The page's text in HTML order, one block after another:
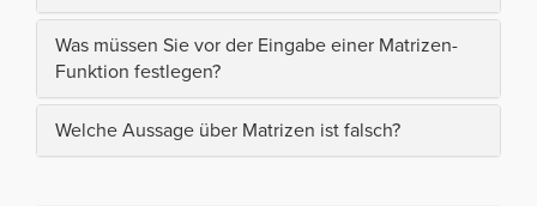
Was müssen Sie vor der Eingabe einer Matrizen-
Funktion festlegen?
Welche Aussage über Matrizen ist falsch?